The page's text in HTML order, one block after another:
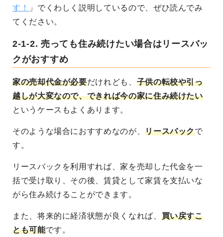
す！
」でくわしく説明しているので、ぜひ読んでみ
てください。
2-1-2. 売っても住み続けたい場合はリースバッ
クがおすすめ
家の売却代金が必要だけれども、 子供の転校や引っ
越しが大変なので、できれば今の家に住み続けたい
というケースもよくあります。
そのような場合におすすめなのが、リースバックで
す。
リースバックを利用すれば、家を売却した代金を一
括で受け取り、その後、賃貸として家賃を支払いな
がら住み続けることができます。
また、将来的に経済状態が良くなれば、 買い戻すこ
とも可能です。